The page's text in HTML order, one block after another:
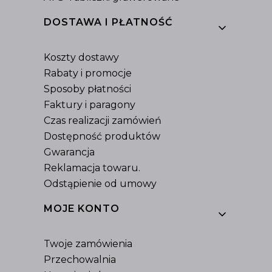
DOSTAWA I PŁATNOŚĆ
Koszty dostawy
Rabaty i promocje
Sposoby płatności
Faktury i paragony
Czas realizacji zamówień
Dostępność produktów
Gwarancja
Reklamacja towaru.
Odstąpienie od umowy
MOJE KONTO
Twoje zamówienia
Przechowalnia